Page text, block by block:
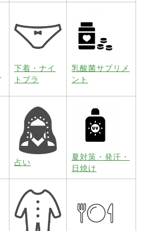
下着・ナイ
トブラ
乳酸菌サプリメ
ント
占い
夏対策・発汗・
日焼け